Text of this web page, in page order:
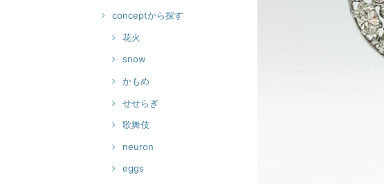
conceptから探す
花火
snow
かもめ
せせらぎ
歌舞伎
neuron
eggs